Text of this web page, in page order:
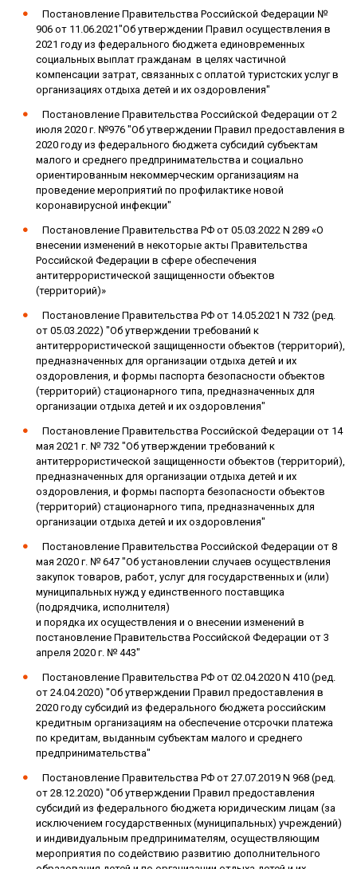
Постановление Правительства Российской Федерации №
906 от 11.06.2021"Об утверждении Правил осуществления в
2021 году из федерального бюджета единовременных
социальных выплат гражданам в целях частичной
компенсации затрат, связанных с оплатой туристских услуг в
организациях отдыха детей и их оздоровления"
Постановление Правительства Российской Федерации от 2
июля 2020 г. №976 "Об утверждении Правил предоставления в
2020 году из федерального бюджета субсидий субъектам
малого и среднего предпринимательства и социально
ориентированным некоммерческим организациям на
проведение мероприятий по профилактике новой
коронавирусной инфекции"
Постановление Правительства РФ от 05.03.2022 N 289 «О
внесении изменений в некоторые акты Правительства
Российской Федерации в сфере обеспечения
антитеррористической защищенности объектов
(территорий)»
Постановление Правительства РФ от 14.05.2021 N 732 (ред.
от 05.03.2022) "Об утверждении требований к
антитеррористической защищенности объектов (территорий),
предназначенных для организации отдыха детей и их
оздоровления, и формы паспорта безопасности объектов
(территорий) стационарного типа, предназначенных для
организации отдыха детей и их оздоровления"
Постановление Правительства Российской Федерации от 14
мая 2021 г. № 732 "Об утверждении требований к
антитеррористической защищенности объектов (территорий),
предназначенных для организации отдыха детей и их
оздоровления, и формы паспорта безопасности объектов
(территорий) стационарного типа, предназначенных для
организации отдыха детей и их оздоровления"
Постановление Правительства Российской Федерации от 8
мая 2020 г. № 647 "Об установлении случаев осуществления
закупок товаров, работ, услуг для государственных и (или)
муниципальных нужд у единственного поставщика
(подрядчика, исполнителя)
и порядка их осуществления и о внесении изменений в
постановление Правительства Российской Федерации от 3
апреля 2020 г. № 443"
Постановление Правительства РФ от 02.04.2020 N 410 (ред.
от 24.04.2020) "Об утверждении Правил предоставления в
2020 году субсидий из федерального бюджета российским
кредитным организациям на обеспечение отсрочки платежа
по кредитам, выданным субъектам малого и среднего
предпринимательства"
Постановление Правительства РФ от 27.07.2019 N 968 (ред.
от 28.12.2020) "Об утверждении Правил предоставления
субсидий из федерального бюджета юридическим лицам (за
исключением государственных (муниципальных) учреждений)
и индивидуальным предпринимателям, осуществляющим
мероприятия по содействию развитию дополнительного